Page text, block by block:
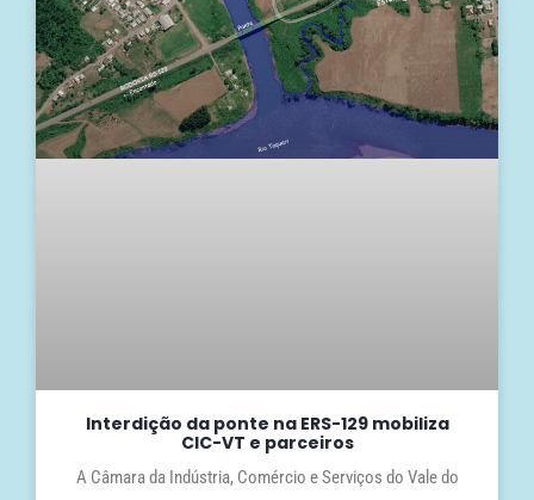
Interdição da ponte na ERS-129 mobiliza
CIC-VT e parceiros
A Câmara da Indústria, Comércio e Serviços do Vale do